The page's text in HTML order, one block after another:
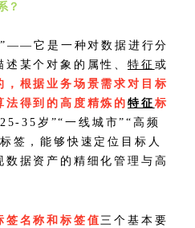
？
它是一种对数据进行分
某个对象的属性、 特征 或
，根据业务场景需求对目标
法得到的高度精炼的特征 标
35岁”“一线城市”“高频
签，能够快速定位目标人
数据资产的精细化管理与高
签名称和标签值三个基本要